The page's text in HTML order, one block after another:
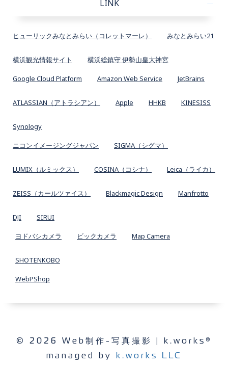
LINK
ヒューリックみなとみらい（コレットマーレ） みなとみらい21
横浜観光情報サイト 横浜総鎮守 伊勢山皇大神宮
Google Cloud Platform Amazon Web Service JetBrains
ATLASSIAN（アトラシアン） Apple HHKB KINESISS
Synology
ニコンイメージングジャパン SIGMA（シグマ）
LUMIX（ルミックス） COSINA（コシナ） Leica（ライカ）
ZEISS（カールツァイス） Blackmagic Design Manfrotto
DJI SIRUI
ヨドバシカメラ ビックカメラ Map Camera
SHOTENKOBO
WebPShop
© 2026 Web制作-写真撮影 | k.works®
managed by
k.works LLC